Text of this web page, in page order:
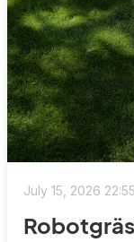
July 15, 2026 22:55